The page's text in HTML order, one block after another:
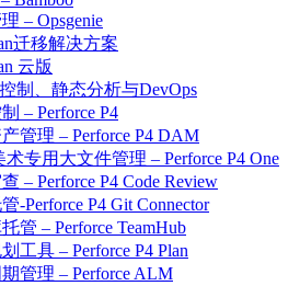
– Opsgenie
迁移解决方案
云版
制、静态分析与DevOps
– Perforce P4
管理 – Perforce P4 DAM
术专用大文件管理 – Perforce P4 One
– Perforce P4 Code Review
-Perforce P4 Git Connector
管 – Perforce TeamHub
工具 – Perforce P4 Plan
管理 – Perforce ALM